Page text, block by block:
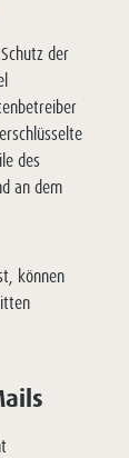
der
des
an dem
können